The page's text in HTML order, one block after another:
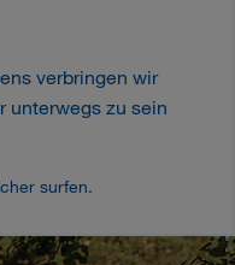
verbringen wir
unterwegs zu sein
surfen.